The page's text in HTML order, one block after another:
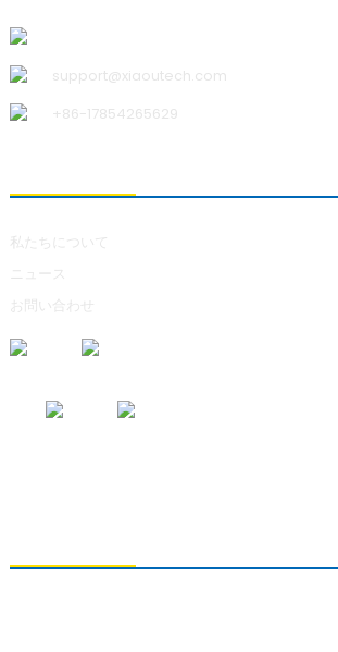
support@xiaoutech.com
+86-17854265629
私たちについて
ニュース
お問い合わせ